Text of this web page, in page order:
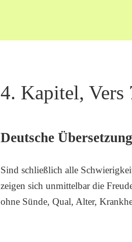
4. Kapitel, Vers
Deutsche
Sind schließlich alle
zeigen sich unmittelbar die
ohne Sünde, Qual, Alter,